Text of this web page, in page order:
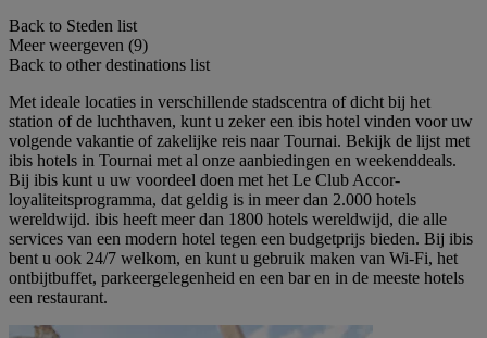
Back to Steden list
Meer weergeven (9)
Back to other destinations list
Met ideale locaties in verschillende stadscentra of dicht bij het
station of de luchthaven, kunt u zeker een ibis hotel vinden voor uw
volgende vakantie of zakelijke reis naar Tournai. Bekijk de lijst met
ibis hotels in Tournai met al onze aanbiedingen en weekenddeals.
Bij ibis kunt u uw voordeel doen met het Le Club Accor-
loyaliteitsprogramma, dat geldig is in meer dan 2.000 hotels
wereldwijd. ibis heeft meer dan 1800 hotels wereldwijd, die alle
services van een modern hotel tegen een budgetprijs bieden. Bij ibis
bent u ook 24/7 welkom, en kunt u gebruik maken van Wi-Fi, het
ontbijtbuffet, parkeergelegenheid en een bar en in de meeste hotels
een restaurant.